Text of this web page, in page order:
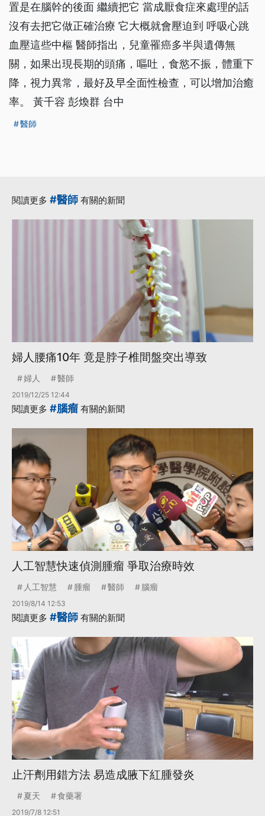
置是在腦幹的後面 繼續把它 當成厭食症來處理的話
沒有去把它做正確治療 它大概就會壓迫到 呼吸心跳
血壓這些中樞 醫師指出，兒童罹癌多半與遺傳無
關，如果出現長期的頭痛，嘔吐，食慾不振，體重下
降，視力異常，最好及早全面性檢查，可以增加治癒
率。 黃千容 彭煥群 台中
醫師
閱讀更多 #醫師 有關的新聞
婦人腰痛10年 竟是脖子椎間盤突出導致
婦人 醫師
2019/12/25 12:44
閱讀更多 #腦瘤 有關的新聞
人工智慧快速偵測腫瘤 爭取治療時效
人工智慧 腫瘤 醫師 腦瘤
2019/8/14 12:53
閱讀更多 #醫師 有關的新聞
止汗劑用錯方法 易造成腋下紅腫發炎
夏天 食藥署
2019/7/8 12:51